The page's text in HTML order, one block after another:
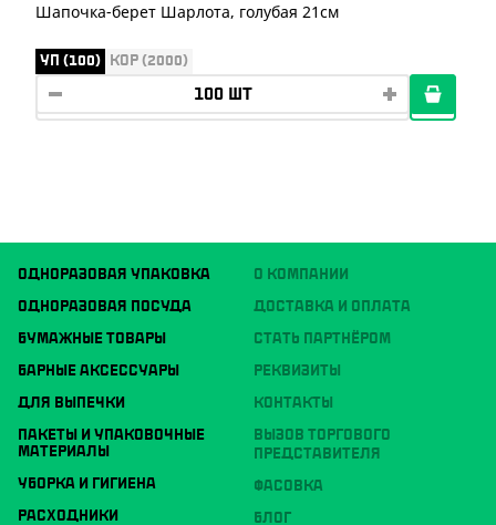
Шапочка-берет Шарлота, голубая 21см
УП (100) КОР (2000)
ОДНОРАЗОВАЯ УПАКОВКА
ОДНОРАЗОВАЯ ПОСУДА
БУМАЖНЫЕ ТОВАРЫ
БАРНЫЕ АКСЕССУАРЫ
ДЛЯ ВЫПЕЧКИ
ПАКЕТЫ И УПАКОВОЧНЫЕ
МАТЕРИАЛЫ
УБОРКА И ГИГИЕНА
РАСХОДНИКИ
О КОМПАНИИ
ДОСТАВКА И ОПЛАТА
СТАТЬ ПАРТНЁРОМ
РЕКВИЗИТЫ
КОНТАКТЫ
ВЫЗОВ ТОРГОВОГО
ПРЕДСТАВИТЕЛЯ
ФАСОВКА
БЛОГ